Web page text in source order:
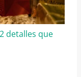
detalles que